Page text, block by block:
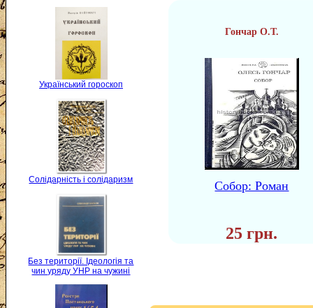
Український гороскоп
Солідарність і солідаризм
Без території. Ідеологія та
чин уряду УНР на чужині
Гончар О.Т.
Собор: Роман
25 грн.